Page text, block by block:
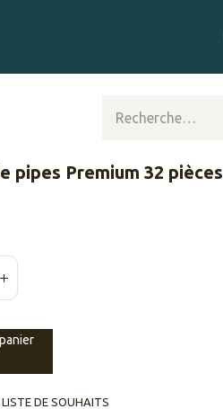
pipes Premium 32 pièces
DE SOUHAITS